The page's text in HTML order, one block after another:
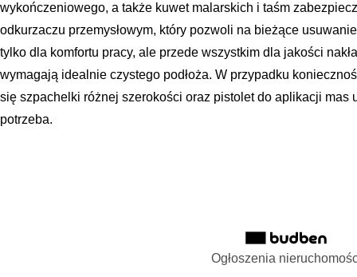
wykończeniowego, a także kuwet malarskich i taśm
odkurzaczu przemysłowym, który pozwoli na bieżące
tylko dla komfortu pracy, ale przede wszystkim dla jakości
wymagają idealnie czystego podłoża. W przypadku
się szpachelki różnej szerokości oraz pistolet do aplikacji mas
potrzeba.
Ogłoszenia